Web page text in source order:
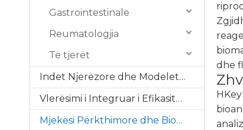
Gastrointestinale
Reumatologjia
Të tjerët
Indet Njerëzore dhe Modelet Ex Vivo
Vlerësimi i Integruar i Efikasitetit
Mjekësi Përkthimore dhe Biomarkues
dhe